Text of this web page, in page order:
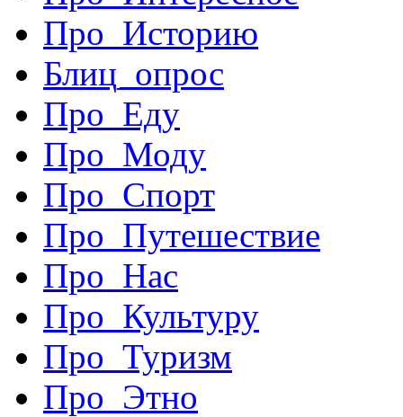
Про_Историю
Блиц_опрос
Про_Еду
Про_Моду
Про_Спорт
Про_Путешествие
Про_Нас
Про_Культуру
Про_Туризм
Про_Этно